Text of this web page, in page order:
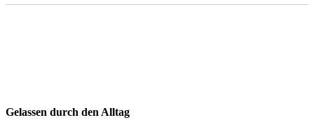
Gelassen durch den Alltag